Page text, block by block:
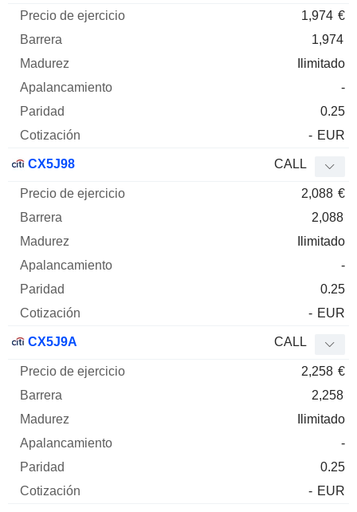
1,974 €
1,974
Ilimitado
-
0.25
- EUR
CX5J98 CALL
2,088 €
2,088
Ilimitado
-
0.25
- EUR
CX5J9A CALL
2,258 €
2,258
Ilimitado
-
0.25
- EUR